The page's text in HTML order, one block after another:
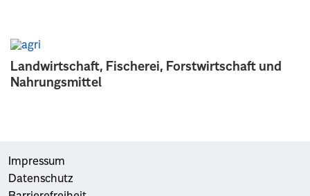
Landwirtschaft, Fischerei, Forstwirtschaft und
Nahrungsmittel
Impressum
Datenschutz